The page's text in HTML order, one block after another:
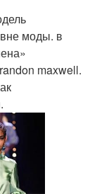
моды. в
maxwell.